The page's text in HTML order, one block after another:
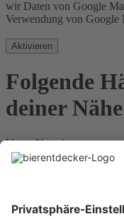
wir Daten von Google
Verwendung von Google
Aktivieren
Folgende
deiner
Unser Newsletter
Für Bierkenner,
Jetzt anmelden!